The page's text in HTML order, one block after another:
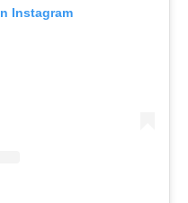
Instagram